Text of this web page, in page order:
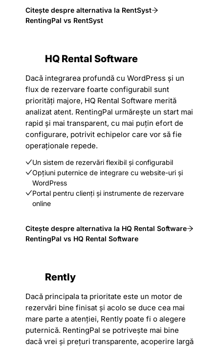
Citește despre alternativa la RentSyst
RentingPal vs RentSyst
HQ Rental Software
Dacă integrarea profundă cu WordPress și un
flux de rezervare foarte configurabil sunt
priorități majore, HQ Rental Software merită
analizat atent. RentingPal urmărește un start mai
rapid și mai transparent, cu mai puțin efort de
configurare, potrivit echipelor care vor să fie
operaționale repede.
Un sistem de rezervări flexibil și configurabil
Opțiuni puternice de integrare cu website-uri și
WordPress
Portal pentru clienți și instrumente de rezervare
online
Citește despre alternativa la HQ Rental Software
RentingPal vs HQ Rental Software
Rently
Dacă principala ta prioritate este un motor de
rezervări bine finisat și acolo se duce cea mai
mare parte a atenției, Rently poate fi o alegere
puternică. RentingPal se potrivește mai bine
dacă vrei și prețuri transparente, acoperire largă